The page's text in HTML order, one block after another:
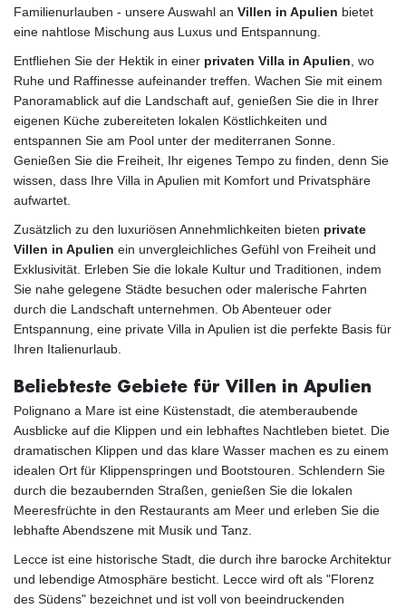
Familienurlauben - unsere Auswahl an Villen in Apulien bietet
eine nahtlose Mischung aus Luxus und Entspannung.
Entfliehen Sie der Hektik in einer privaten Villa in Apulien , wo
Ruhe und Raffinesse aufeinander treffen. Wachen Sie mit einem
Panoramablick auf die Landschaft auf, genießen Sie die in Ihrer
eigenen Küche zubereiteten lokalen Köstlichkeiten und
entspannen Sie am Pool unter der mediterranen Sonne.
Genießen Sie die Freiheit, Ihr eigenes Tempo zu finden, denn Sie
wissen, dass Ihre Villa in Apulien mit Komfort und Privatsphäre
aufwartet.
Zusätzlich zu den luxuriösen Annehmlichkeiten bieten private
Villen in Apulien ein unvergleichliches Gefühl von Freiheit und
Exklusivität. Erleben Sie die lokale Kultur und Traditionen, indem
Sie nahe gelegene Städte besuchen oder malerische Fahrten
durch die Landschaft unternehmen. Ob Abenteuer oder
Entspannung, eine private Villa in Apulien ist die perfekte Basis für
Ihren Italienurlaub.
Beliebteste Gebiete für Villen in Apulien
Polignano a Mare ist eine Küstenstadt, die atemberaubende
Ausblicke auf die Klippen und ein lebhaftes Nachtleben bietet. Die
dramatischen Klippen und das klare Wasser machen es zu einem
idealen Ort für Klippenspringen und Bootstouren. Schlendern Sie
durch die bezaubernden Straßen, genießen Sie die lokalen
Meeresfrüchte in den Restaurants am Meer und erleben Sie die
lebhafte Abendszene mit Musik und Tanz.
Lecce ist eine historische Stadt, die durch ihre barocke Architektur
und lebendige Atmosphäre besticht. Lecce wird oft als "Florenz
des Südens" bezeichnet und ist voll von beeindruckenden